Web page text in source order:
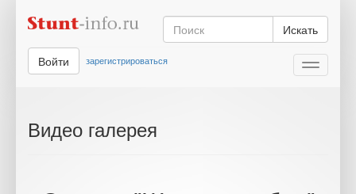
Искать
Toggle
Войти зарегистрироваться
Видео галерея